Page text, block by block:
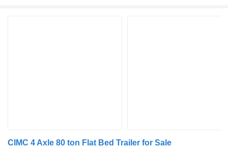
CIMC 4 Axle 80 ton Flat Bed Trailer for Sale